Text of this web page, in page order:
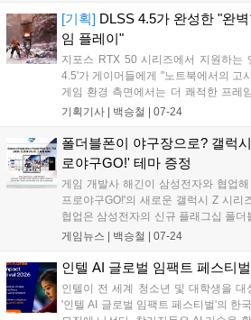
AI' 생태계 구축에 뜻을 모았다....
[기획] DLSS 4.5가 완성한 "완
임 플레이"
지포스 RTX 50 시리즈에서 지원하는
4.5'가 게이머들에게 "노트북에서의 고
게임 환경 측면에서는 더 쾌적한 프레
에서는 더 적은 일을 하도록 돕기 때문
설명하자면, AI가 게임 화면을 더 확실
이고, 고사양 게임에서 프레임 효율을
기술이라고 이해하면 될 것 같습니다....
기획기사 | 백승철 07-24
폴더블폰이 야구장으로? 갤럭
로야구GO!' 테마 증정
게임 개발사 해긴이 삼성전자와 협업
프로야구GO!'의 새로운 갤럭시 Z 시리
협업은 삼성전자의 신규 플래그십 폴
럭시 Z 폴드8', '갤럭시 Z 플립8' 출시를
을 적용한 것이 특징이다....
게임뉴스 | 백승철 07-24
인텔 AI 글로벌 임팩트 페스티
인텔이 전 세계 청소년 및 대학생을 대
'인텔 AI 글로벌 임팩트 페스티벌'의 한